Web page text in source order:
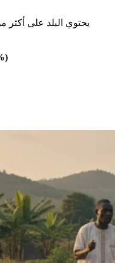
يحتوي البلد على أكثر